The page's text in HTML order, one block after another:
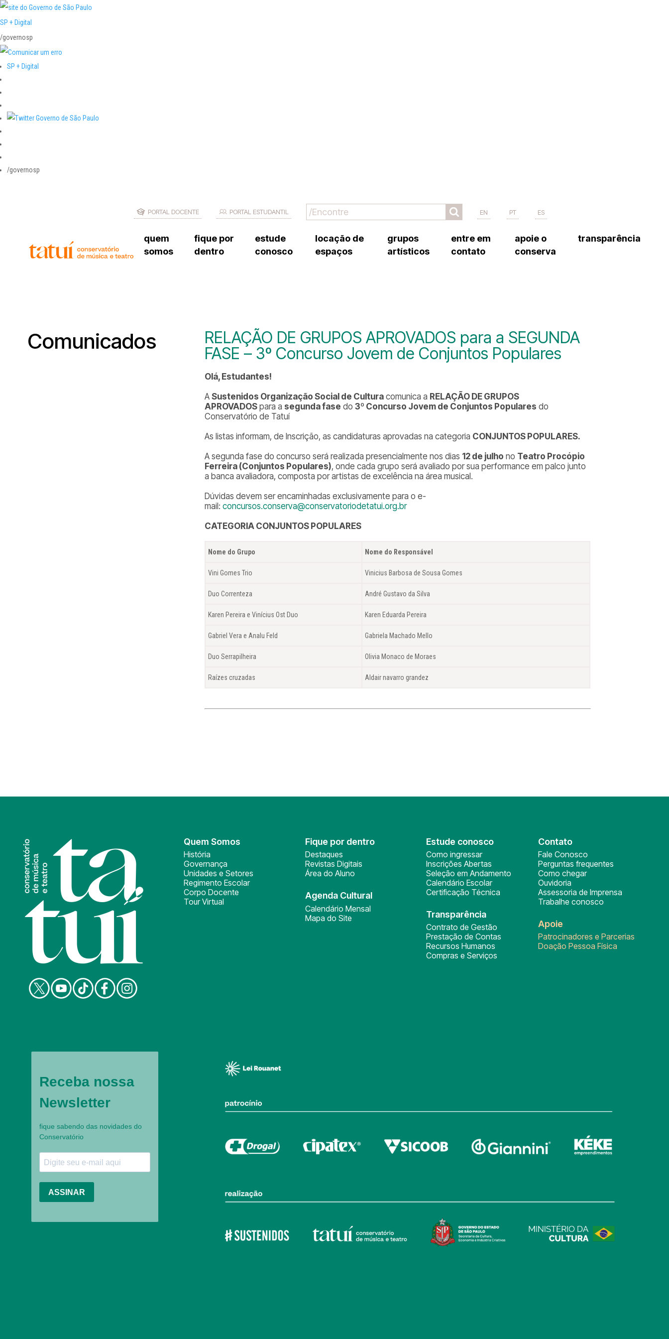
SP + Digital
/governosp
SP + Digital
/governosp
PORTAL DOCENTE PORTAL ESTUDANTIL EN PT ES
quem
somos
fique por
dentro
estude
conosco
locação de
espaços
grupos
artísticos
entre em
contato
assessoria de imprensa
trabalhe conosco
apoie o
conserva
transparência
Comunicados
RELAÇÃO DE GRUPOS APROVADOS para a SEGUNDA
FASE – 3º Concurso Jovem de Conjuntos Populares
Olá, Estudantes!
ASustenidos Organização Social de Cultura comunica a RELAÇÃO DE GRUPOS
APROVADOS para a segunda fase do3º Concurso Jovem de Conjuntos Populares do
Conservatório de Tatuí
As listas informam, de Inscrição, as candidaturas aprovadas na categoria CONJUNTOS POPULARES.
A segunda fase do concurso será realizada presencialmente nos dias 12 de julho no Teatro Procópio
Ferreira (Conjuntos Populares), onde cada grupo será avaliado por sua performance em palco junto
a banca avaliadora, composta por artistas de excelência na área musical.
Dúvidas devem ser encaminhadas exclusivamente para o e-
mail:concursos.conserva@conservatoriodetatui.org.br
CATEGORIA CONJUNTOS POPULARES
Nome do Grupo Nome do Responsável
Vini Gomes Trio Vinicius Barbosa de Sousa Gomes
Duo Correnteza André Gustavo da Silva
Karen Pereira e Vinícius Ost Duo Karen Eduarda Pereira
Gabriel Vera e Analu Feld Gabriela Machado Mello
Duo Serrapilheira Olivia Monaco de Moraes
Raízes cruzadas Aldair navarro grandez
Quem Somos
História
Governança
Unidades e Setores
Regimento Escolar
Corpo Docente
Tour Virtual
Fique por dentro
Destaques
Revistas Digitais
Área do Aluno
Agenda Cultural
Calendário Mensal
Mapa do Site
Estude conosco
Como ingressar
Inscrições Abertas
Seleção em Andamento
Calendário Escolar
Certificação Técnica
Transparência
Contrato de Gestão
Prestação de Contas
Recursos Humanos
Compras e Serviços
Contato
Fale Conosco
Perguntas frequentes
Como chegar
Ouvidoria
Assessoria de Imprensa
Trabalhe conosco
Apoie
Patrocinadores e Parcerias
Doação Pessoa Física